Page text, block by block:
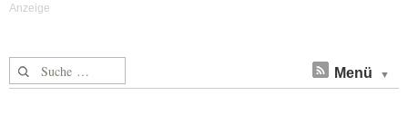
Suche nach: Menü